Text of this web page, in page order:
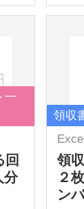
一
回
分
領収
領
２
ン